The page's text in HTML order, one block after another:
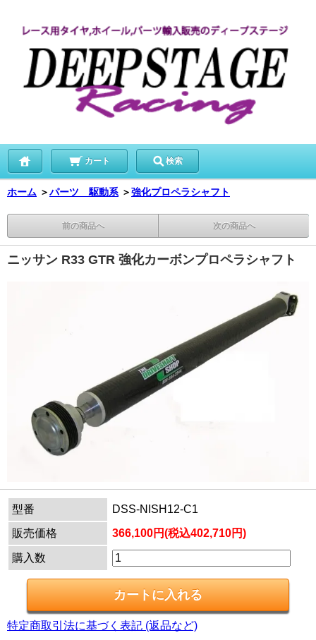
カート 検索
ホーム ＞パーツ 駆動系 ＞強化プロペラシャフト
前の商品へ 次の商品へ
ニッサン R33 GTR 強化カーボンプロペラシャフト
型番
DSS-NISH12-C1
販売価格
366,100円(税込402,710円)
購入数
特定商取引法に基づく表記 (返品など)